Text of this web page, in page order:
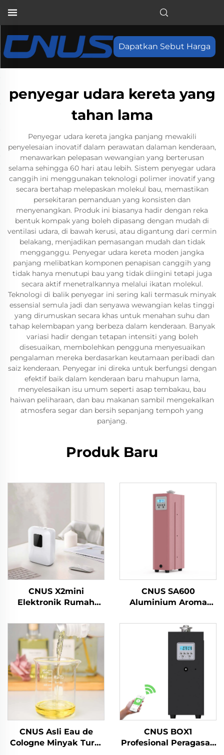
Dapatkan Sebut Harga
penyegar udara kereta yang
tahan lama
Penyegar udara kereta jangka panjang mewakili
penyelesaian inovatif dalam perawatan dalaman kenderaan,
menawarkan pelepasan wewangian yang berterusan
selama sehingga 60 hari atau lebih. Sistem penyegar udara
canggih ini menggunakan teknologi polimer inovatif yang
secara bertahap melepaskan molekul bau, memastikan
persekitaran pemanduan yang konsisten dan
menyenangkan. Produk ini biasanya hadir dengan reka
bentuk kompak yang boleh dipasang dengan mudah di
ventilasi udara, di bawah kerusi, atau digantung dari cermin
belakang, menjadikan pemasangan mudah dan tidak
mengganggu. Penyegar udara kereta moden jangka
panjang melibatkan komponen penapisan canggih yang
tidak hanya menutupi bau yang tidak diingini tetapi juga
secara aktif menetralkannya melalui ikatan molekul.
Teknologi di balik penyegar ini sering kali termasuk minyak
essensial semula jadi dan senyawa wewangian kelas tinggi
yang dirumuskan secara khas untuk menahan suhu dan
tahap kelembapan yang berbeza dalam kenderaan. Banyak
variasi hadir dengan tetapan intensiti yang boleh
disesuaikan, membolehkan pengguna menyesuaikan
pengalaman mereka berdasarkan keutamaan peribadi dan
saiz kenderaan. Penyegar ini direka untuk berfungsi dengan
efektif baik dalam kenderaan baru mahupun lama,
menyelesaikan isu umum seperti asap tembakau, bau
haiwan peliharaan, dan bau makanan sambil mengekalkan
atmosfera segar dan bersih sepanjang tempoh yang
panjang.
Produk Baru
CNUS X2mini
Elektronik Rumah
Mesin udara wangian
Minyak pintar Aroma
Diffuser Mesin
CNUS SA600
Aluminium Aroma
Mesin wangi
komersial Elektronik
Bau tanpa air hvac
Diffuser Hotel
CNUS Asli Eau de
Cologne Minyak Turki
CNUS BOX1
Profesional Peragasan